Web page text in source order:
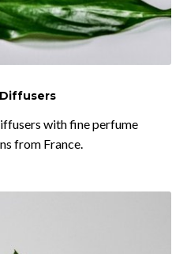
with fine perfume
from France.